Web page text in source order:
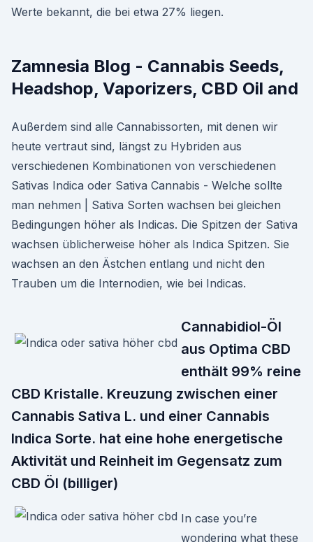
Werte bekannt, die bei etwa 27% liegen.
Zamnesia Blog - Cannabis Seeds,
Headshop, Vaporizers, CBD Oil and
Außerdem sind alle Cannabissorten, mit denen wir
heute vertraut sind, längst zu Hybriden aus
verschiedenen Kombinationen von verschiedenen
Sativas Indica oder Sativa Cannabis - Welche sollte
man nehmen | Sativa Sorten wachsen bei gleichen
Bedingungen höher als Indicas. Die Spitzen der Sativa
wachsen üblicherweise höher als Indica Spitzen. Sie
wachsen an den Ästchen entlang und nicht den
Trauben um die Internodien, wie bei Indicas.
Cannabidiol-Öl
aus Optima CBD
enthält 99% reine
CBD Kristalle. Kreuzung zwischen einer
Cannabis Sativa L. und einer Cannabis
Indica Sorte. hat eine hohe energetische
Aktivität und Reinheit im Gegensatz zum
CBD Öl (billiger)
In case you’re
wondering what these